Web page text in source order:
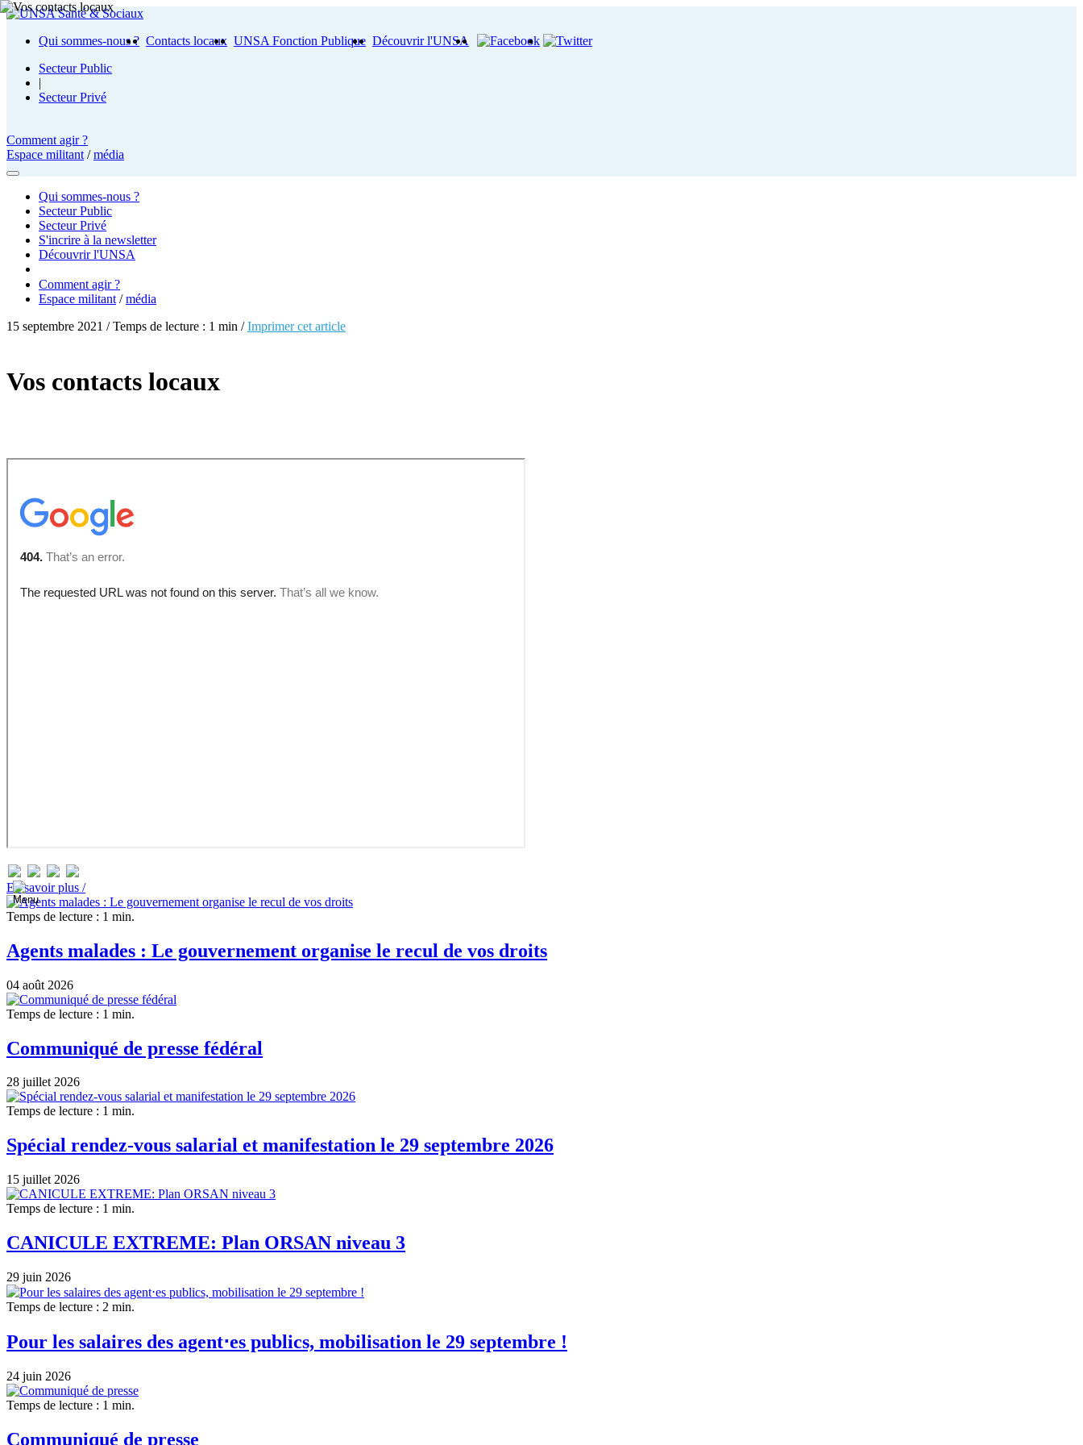
Qui sommes-nous ? Contacts locaux UNSA Fonction Publique Découvrir l'UNSA
Secteur Public
|
Secteur Privé
Comment agir ?
Espace militant /média
Qui sommes-nous ?
Secteur Public
Secteur Privé
S'incrire à la newsletter
Découvrir l'UNSA
Comment agir ?
Espace militant /média
15 septembre 2021 / Temps de lecture : 1 min /Imprimer cet article
Vos contacts locaux
En savoir plus /
Temps de lecture : 1 min.
Agents malades : Le gouvernement organise le recul de vos droits
04 août 2026
Temps de lecture : 1 min.
Communiqué de presse fédéral
28 juillet 2026
Temps de lecture : 1 min.
Spécial rendez-vous salarial et manifestation le 29 septembre 2026
15 juillet 2026
Temps de lecture : 1 min.
CANICULE EXTREME: Plan ORSAN niveau 3
29 juin 2026
Temps de lecture : 2 min.
Pour les salaires des agent⋅es publics, mobilisation le 29 septembre !
24 juin 2026
Temps de lecture : 1 min.
Communiqué de presse